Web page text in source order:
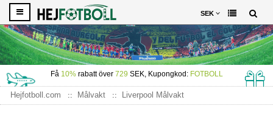
SEK
Få 10%rabatt över 729 SEK, Kupongkod: FOTBOLL
Hejfotboll.com Målvakt
Liverpool Målvakt